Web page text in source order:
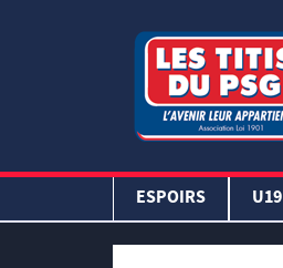
ESPOIRS U19